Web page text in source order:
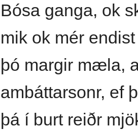
Bósa ganga, ok
mik ok mér
þó margir mæla,
ambáttarsonr, ef
þá í burt reiðr